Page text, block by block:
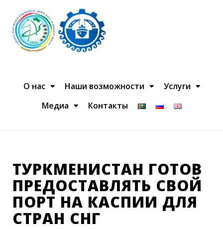
О нас Наши возможности
Услуги
Медиа
Контакты
ТУРКМЕНИСТАН ГОТОВ
ПРЕДОСТАВЛЯТЬ СВОЙ
ПОРТ НА КАСПИИ ДЛЯ
СТРАН СНГ